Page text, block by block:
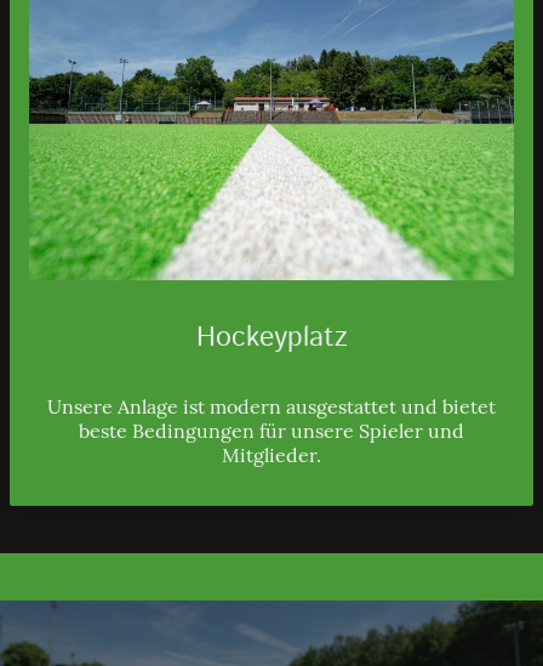
Hockeyplatz
Unsere Anlage ist modern ausgestattet und bietet
beste Bedingungen für unsere Spieler und
Mitglieder.